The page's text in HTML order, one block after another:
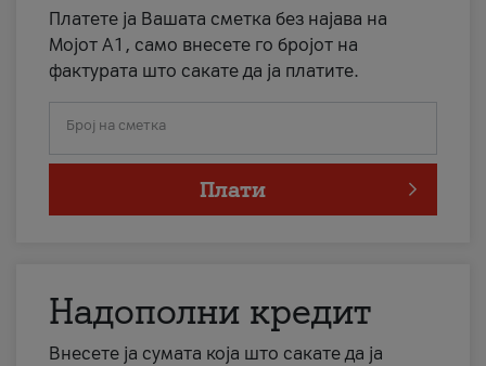
Платете ја Вашата сметка без најава на
Мојот А1, само внесете го бројот на
фактурата што сакате да ја платите.
Број на сметка
Плати
Надополни кредит
Внесете ја сумата која што сакате да ја